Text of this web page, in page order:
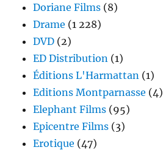
Doriane Films (8)
Drame (1 228)
DVD (2)
ED Distribution (1)
Éditions L'Harmattan (1)
Editions Montparnasse (4)
Elephant Films (95)
Epicentre Films (3)
Erotique (47)